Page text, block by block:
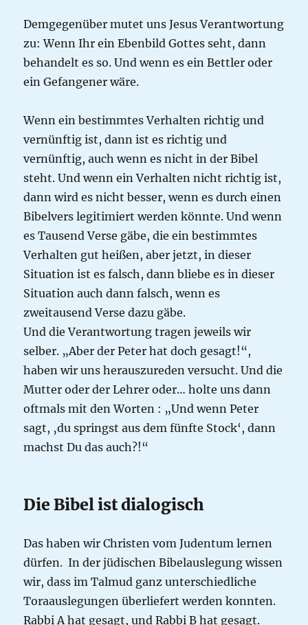
Demgegenüber mutet uns Jesus Verantwortung
zu: Wenn Ihr ein Ebenbild Gottes seht, dann
behandelt es so. Und wenn es ein Bettler oder
ein Gefangener wäre.
Wenn ein bestimmtes Verhalten richtig und
vernünftig ist, dann ist es richtig und
vernünftig, auch wenn es nicht in der Bibel
steht. Und wenn ein Verhalten nicht richtig ist,
dann wird es nicht besser, wenn es durch einen
Bibelvers legitimiert werden könnte. Und wenn
es Tausend Verse gäbe, die ein bestimmtes
Verhalten gut heißen, aber jetzt, in dieser
Situation ist es falsch, dann bliebe es in dieser
Situation auch dann falsch, wenn es
zweitausend Verse dazu gäbe.
Und die Verantwortung tragen jeweils wir
selber. „Aber der Peter hat doch gesagt!“,
haben wir uns herauszureden versucht. Und die
Mutter oder der Lehrer oder… holte uns dann
oftmals mit den Worten : „Und wenn Peter
sagt, ‚du springst aus dem fünfte Stock‘, dann
machst Du das auch?!“
Die Bibel ist dialogisch
Das haben wir Christen vom Judentum lernen
dürfen. In der jüdischen Bibelauslegung wissen
wir, dass im Talmud ganz unterschiedliche
Toraauslegungen überliefert werden konnten.
Rabbi A hat gesagt, und Rabbi B hat gesagt.